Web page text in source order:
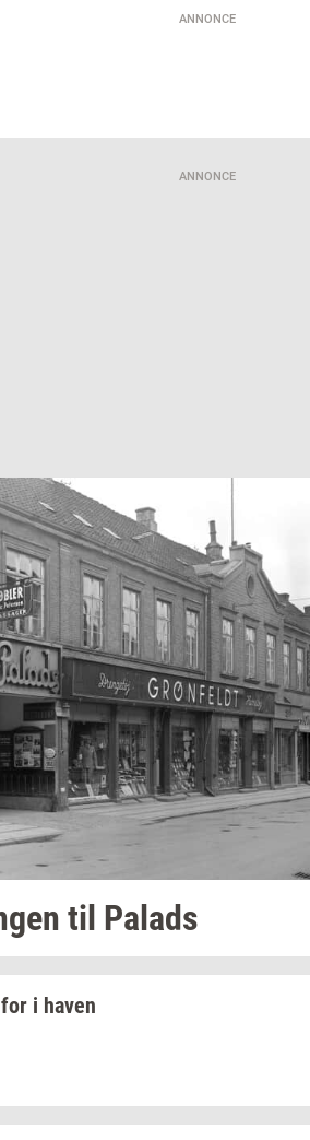
ANNONCE
ANNONCE
til Pa­lads
i haven